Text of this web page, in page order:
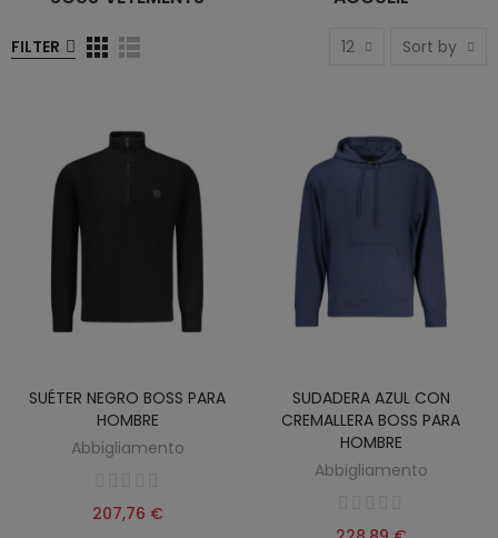
FILTER 12 Sort by
SUÉTER NEGRO BOSS PARA
HOMBRE
Abbigliamento
207,76 €
SUDADERA AZUL CON
CREMALLERA BOSS PARA
HOMBRE
Abbigliamento